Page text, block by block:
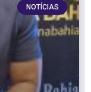
NOTÍCIAS